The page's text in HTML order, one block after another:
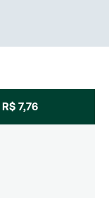
R$ 7,76